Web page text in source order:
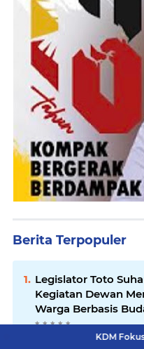
Berita Terpopuler
Legislator Toto
Kegiatan Dewan
Warga Berbasis
Minim Anggaran
KDM Fokus